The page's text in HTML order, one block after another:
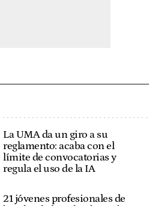
La UMA da un giro a su
reglamento: acaba con el
límite de convocatorias y
regula el uso de la IA
21 jóvenes profesionales de